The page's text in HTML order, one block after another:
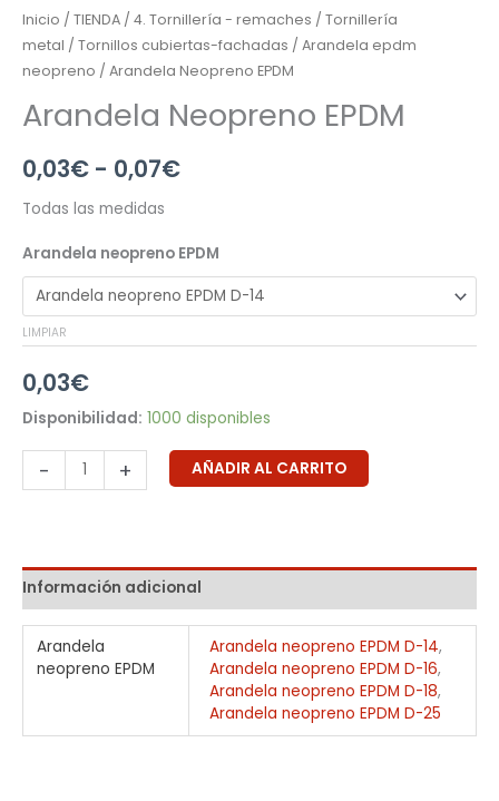
Inicio / TIENDA / 4. Tornillería - remaches / Tornillería
metal / Tornillos cubiertas-fachadas / Arandela epdm
neopreno / Arandela Neopreno EPDM
Arandela Neopreno EPDM
0,03€ - 0,07€
Todas las medidas
Arandela neopreno EPDM
LIMPIAR
0,03€
Disponibilidad: 1000 disponibles
- + AÑADIR AL CARRITO
Información adicional
Arandela
neopreno EPDM
Arandela neopreno EPDM D-14,
Arandela neopreno EPDM D-16,
Arandela neopreno EPDM D-18,
Arandela neopreno EPDM D-25